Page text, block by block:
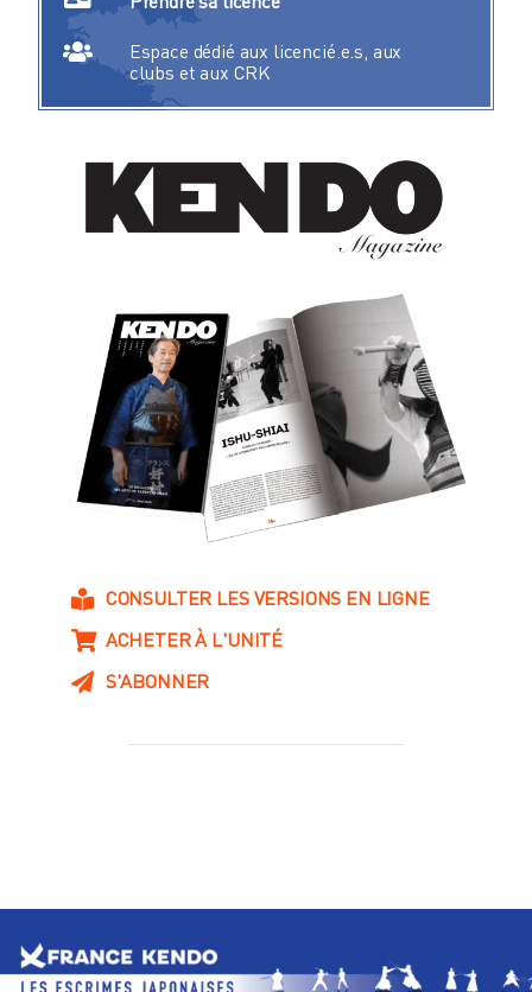
Espace dédié aux licencié.e.s, aux
clubs et aux CRK
CONSULTER LES VERSIONS EN LIGNE
ACHETER À L'UNITÉ
S'ABONNER